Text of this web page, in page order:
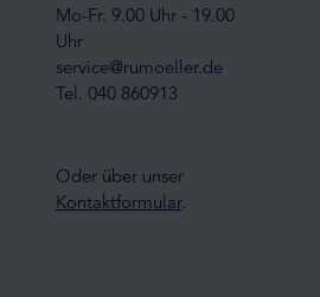
Mo-Fr. 9.00 Uhr - 19.00
Uhr
service@rumoeller.de
Tel. 040 860913
Oder über unser
Kontaktformular.